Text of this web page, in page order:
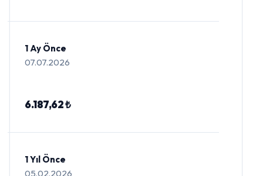
1 Ay Önce
07.07.2026
6.187,62 ₺
1 Yıl Önce
05.02.2026